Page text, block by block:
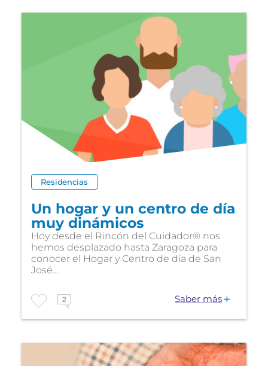
Residencias
Un hogar y un centro de día
muy dinámicos
Hoy desde el Rincón del Cuidador® nos
hemos desplazado hasta Zaragoza para
conocer el Hogar y Centro de día de San
José....
2 Saber más